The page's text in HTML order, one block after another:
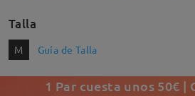
Talla
M Guía de Talla
1 Par cuesta unos 50€ |